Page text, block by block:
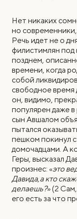
Нет никаких
но
Речь идет не о
филистимлян
позднем,
времени, когда
собой
свободное время
он, видимо,
популярен даже
сын Авшалом
пытался
пешком покинул
домочадцами. А
Геры, высказал
произнес: «это
Давида,а кто
делаешь?» (2 Сам,
его есть за что